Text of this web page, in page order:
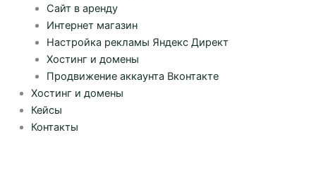
Сайт в аренду
Интернет магазин
Настройка рекламы Яндекс Директ
Хостинг и домены
Продвижение аккаунта Вконтакте
Хостинг и домены
Кейсы
Контакты